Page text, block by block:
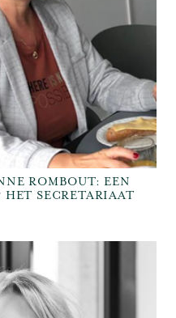
ROMBOUT: EEN
SECRETARIAAT